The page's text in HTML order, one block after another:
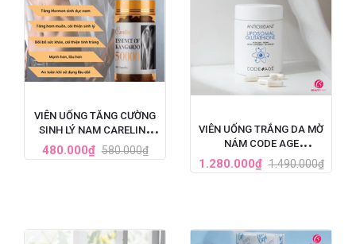
VIÊN UỐNG TĂNG CƯỜNG
SINH LÝ NAM CARELINE
ESSENCE OF KANGAROO
50000
480.000₫ 580.000₫
VIÊN UỐNG TRẮNG DA MỜ
NÁM CODE AGE
LIPOSOMAL GLUTATHIONE
HỘP 60 VIÊN
1.280.000₫ 1.490.000₫